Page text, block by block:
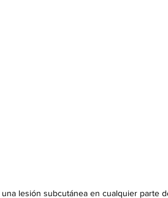
lesión subcutánea en cualquier parte